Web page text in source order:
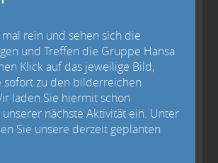
mal rein und sehen sich die
und Treffen die Gruppe Hansa
Klick auf das jeweilige Bild,
sofort zu den bilderreichen
laden Sie hiermit schon
unserer nächste Aktivität ein. Unter
Sie unsere derzeit geplanten